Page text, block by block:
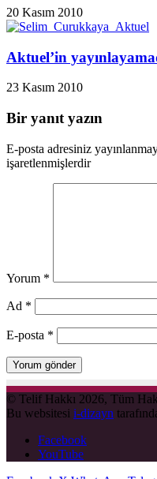
20 Kasım 2010
Aktuel’in
23 Kasım 2010
Bir yanıt yazın
E-posta adresiniz
işaretlenmişlerdir
Yorum *
Ad *
E-posta *
© Telif Hakkı 2026, Tüm
Bu websitesi i-dizayn
Facebook
YouTube